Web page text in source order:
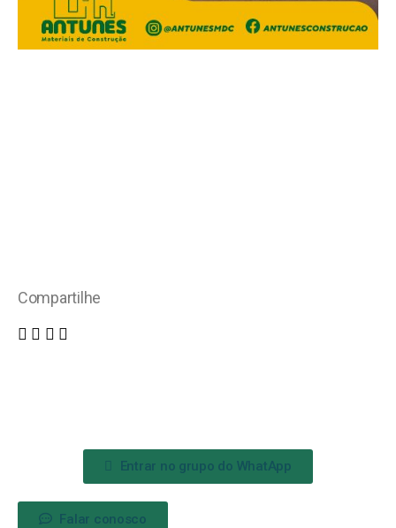
Compartilhe
Entrar no grupo do WhatApp
Falar conosco